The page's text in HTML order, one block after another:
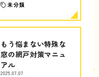
未分類
もう悩まない特殊な
窓の網戸対策マニュ
アル
2025.07.07